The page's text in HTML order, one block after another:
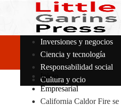
Inversiones y negocios
Ciencia y tecnología
Responsabilidad social
Cultura y ocio
Inicio
Empresarial
California Caldor Fire se